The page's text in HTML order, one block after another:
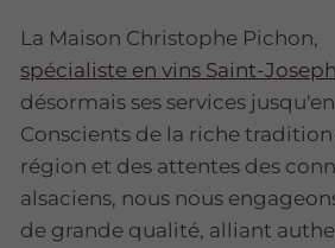
La Maison Christophe Pichon,
spécialiste en vins Saint-Joseph
désormais ses services
Conscients de la riche
région et des attentes des
alsaciens, nous nous
de grande qualité, alliant